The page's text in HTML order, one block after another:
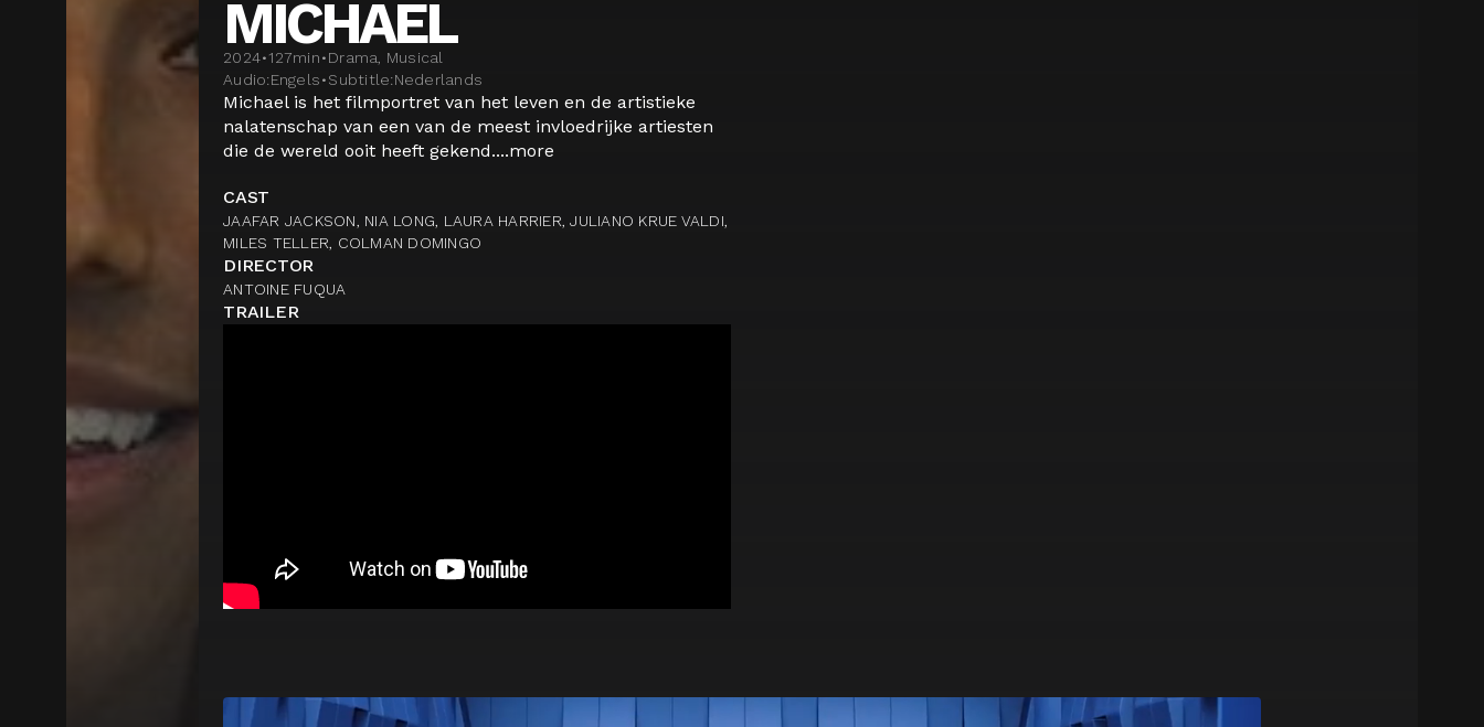
MICHAEL
2024•127min•Drama, Musical
Audio:Engels•Subtitle:Nederlands
Michael is het filmportret van het leven en de artistieke
nalatenschap van een van de meest invloedrijke artiesten
die de wereld ooit heeft gekend....more
CAST
JAAFAR JACKSON, NIA LONG, LAURA HARRIER, JULIANO KRUE VALDI,
MILES TELLER, COLMAN DOMINGO
DIRECTOR
ANTOINE FUQUA
TRAILER